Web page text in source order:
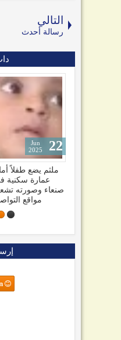
التالي
رسالة أحدث
ملثم
صنعاء
22
2025
شاهد لحظة سقوط
وتحطم طائرة ومقتل
جميع ركابها